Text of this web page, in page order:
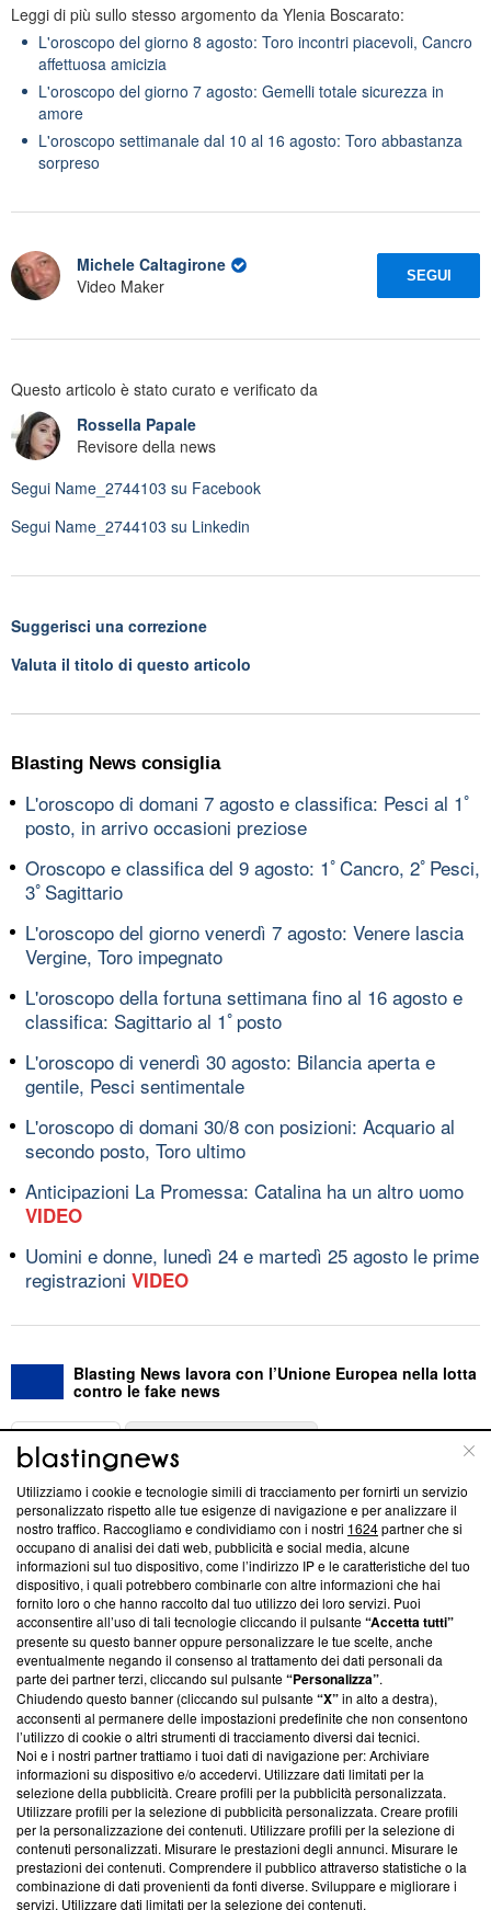
Leggi di più sullo stesso argomento da Ylenia Boscarato:
L'oroscopo del giorno 8 agosto: Toro incontri piacevoli, Cancro
affettuosa amicizia
L'oroscopo del giorno 7 agosto: Gemelli totale sicurezza in
amore
L'oroscopo settimanale dal 10 al 16 agosto: Toro abbastanza
sorpreso
Michele Caltagirone
Video Maker
SEGUI
Questo articolo è stato curato e verificato da
Rossella Papale
Revisore della news
Segui Name_2744103 su Facebook
Segui Name_2744103 su Linkedin
Suggerisci una correzione
Valuta il titolo di questo articolo
Blasting News consiglia
L'oroscopo di domani 7 agosto e classifica: Pesci al 1ﾟ
posto, in arrivo occasioni preziose
Oroscopo e classifica del 9 agosto: 1ﾟCancro, 2ﾟPesci,
3ﾟSagittario
L'oroscopo del giorno venerdì 7 agosto: Venere lascia
Vergine, Toro impegnato
L'oroscopo della fortuna settimana fino al 16 agosto e
classifica: Sagittario al 1ﾟposto
L'oroscopo di venerdì 30 agosto: Bilancia aperta e
gentile, Pesci sentimentale
L'oroscopo di domani 30/8 con posizioni: Acquario al
secondo posto, Toro ultimo
Anticipazioni La Promessa: Catalina ha un altro uomo
VIDEO
Uomini e donne, lunedì 24 e martedì 25 agosto le prime
registrazioni VIDEO
Blasting News lavora con l’Unione Europea nella lotta
contro le fake news
ABOUT
Questa sezione offre informazioni trasparenti su Blasting
News, sui nostri processi editoriali e su come ci impegniamo a
creare news di qualità. Inoltre, afferma la nostra aderenza a
‘Trust Project - News with Integrity’Blasting News non è
ancora membro del programma, ma ha richiesto di farne
parte; Trust Project non ha ancora effettuato una verifica di
conformità agli standard.
Su di noi
Team editoriale
Corporate
Redazione
Informativa Privacy
Cookie Policy
Utilizziamo i cookie e tecnologie simili di tracciamento per fornirti un servizio
personalizzato rispetto alle tue esigenze di navigazione e per analizzare il
nostro traffico. Raccogliamo e condividiamo con i nostri 1624partner che si
occupano di analisi dei dati web, pubblicità e social media, alcune
informazioni sul tuo dispositivo, come l’indirizzo IP e le caratteristiche del tuo
dispositivo, i quali potrebbero combinarle con altre informazioni che hai
fornito loro o che hanno raccolto dal tuo utilizzo dei loro servizi. Puoi
acconsentire all’uso di tali tecnologie cliccando il pulsante“Accetta tutti”
presente su questo banner oppure personalizzare le tue scelte, anche
eventualmente negando il consenso al trattamento dei dati personali da
parte dei partner terzi, cliccando sul pulsante“Personalizza”.
Chiudendo questo banner (cliccando sul pulsante“X”in alto a destra),
acconsenti al permanere delle impostazioni predefinite che non consentono
l’utilizzo di cookie o altri strumenti di tracciamento diversi dai tecnici.
Noi e i nostri partner trattiamo i tuoi dati di navigazione per: Archiviare
informazioni su dispositivo e/o accedervi. Utilizzare dati limitati per la
selezione della pubblicità. Creare profili per la pubblicità personalizzata.
Utilizzare profili per la selezione di pubblicità personalizzata. Creare profili
per la personalizzazione dei contenuti. Utilizzare profili per la selezione di
contenuti personalizzati. Misurare le prestazioni degli annunci. Misurare le
prestazioni dei contenuti. Comprendere il pubblico attraverso statistiche o la
combinazione di dati provenienti da fonti diverse. Sviluppare e migliorare i
servizi. Utilizzare dati limitati per la selezione dei contenuti.